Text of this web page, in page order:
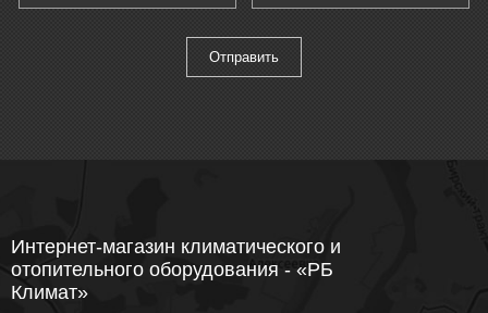
Интернет-магазин климатического и
отопительного оборудования - «РБ
Климат»